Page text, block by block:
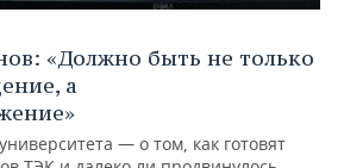
«Должно быть не только
а
— о том, как готовят